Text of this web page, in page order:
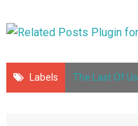
Labels The Last Of Us